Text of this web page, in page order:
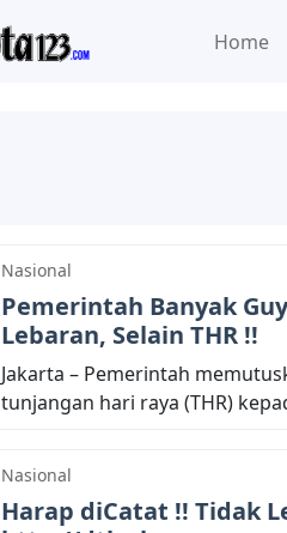
Home
Nasional
Pemerintah Banyak
Lebaran, Selain THR !!
Jakarta – Pemerintah
tunjangan hari raya (THR)
Nasional
Harap diCatat !! Tidak